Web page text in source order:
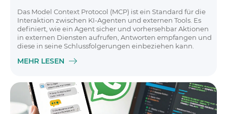
Das Model Context Protocol (MCP) ist ein Standard für die
Interaktion zwischen KI-Agenten und externen Tools. Es
definiert, wie ein Agent sicher und vorhersehbar Aktionen
in externen Diensten aufrufen, Antworten empfangen und
diese in seine Schlussfolgerungen einbeziehen kann.
MEHR LESEN